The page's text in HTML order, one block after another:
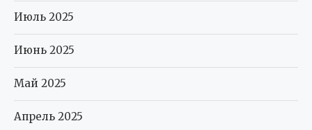
Июль 2025
Июнь 2025
Май 2025
Апрель 2025